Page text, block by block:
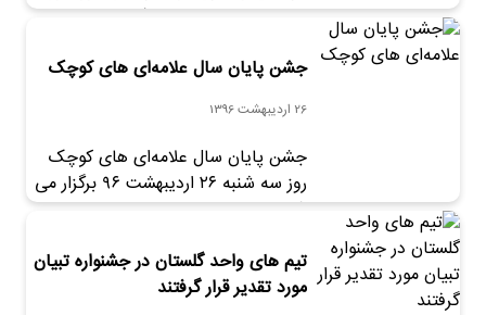
علامه طباطبایی- واحد فرمانیه تقدیر
جشن پایان سال علامه‌ای های کوچک
26 اردیبهشت 1396
جشن پایان سال علامه‌ای های کوچک
روز سه شنبه ۲۶ اردیبهشت ۹۶ برگزار می
شود.
تیم های واحد گلستان در جشنواره تبیان
مورد تقدیر قرار گرفتند